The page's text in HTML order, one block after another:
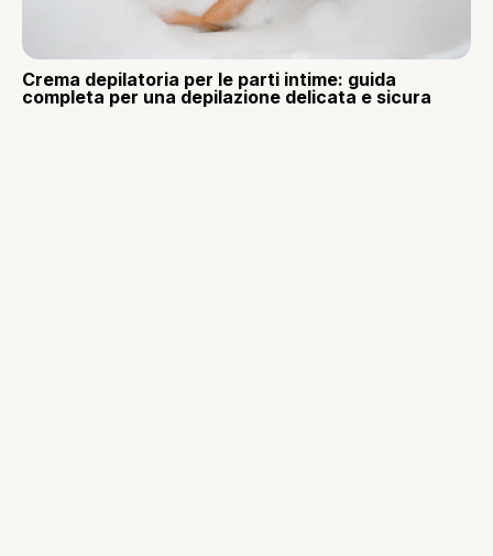
Crema depilatoria per le parti intime: guida
completa per una depilazione delicata e sicura